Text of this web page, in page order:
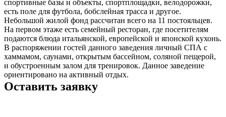
спортивные базы и объекты, спортплощадки, велодорожки,
есть поле для футбола, бобслейная трасса и другое.
Небольшой жилой фонд рассчитан всего на 11 постояльцев.
На первом этаже есть семейный ресторан, где посетителям
подаются блюда итальянской, европейской и японской кухонь.
В распоряжении гостей данного заведения личный СПА с
хаммамом, саунами, открытым бассейном, соляной пещерой,
и обустроенным залом для тренировок. Данное заведение
ориентировано на активный отдых.
Оставить заявку